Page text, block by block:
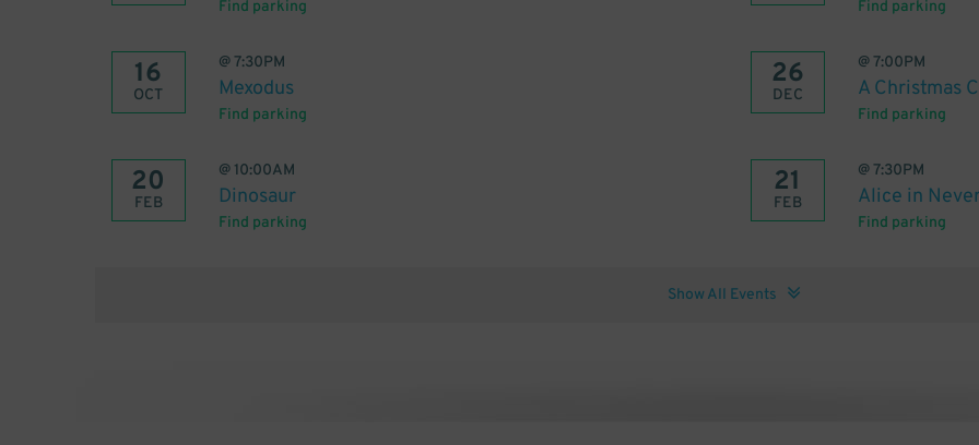
Find parking Find parking
16
OCT
@7:30PM
Mexodus
Find parking
26
DEC
@7:00PM
A Christmas
Find parking
20
FEB
@ 10:00AM
Dinosaur
Find parking
21
FEB
@7:30PM
Alice in
Find parking
Show All Events